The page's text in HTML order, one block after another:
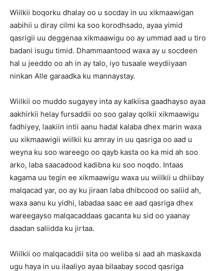
Wiilkii boqorku dhalay oo u socday in uu xikmaawigan
aabihii u diray cilmi ka soo korodhsado, ayaa yimid
qasrigii uu deggenaa xikmaawigu oo ay ummad aad u tiro
badani isugu timid. Dhammaantood waxa ay u socdeen
hal u jeeddo oo ah in ay talo, iyo tusaale weydiiyaan
ninkan Alle garaadka ku mannaystay.
Wiilkii oo muddo sugayey inta ay kalkiisa gaadhayso ayaa
aakhirkii helay fursaddii oo soo galay qolkii xikmaawigu
fadhiyey, laakiin intii aanu hadal kalaba dhex marin waxa
uu xikmaawigii wiilkii ku amray in uu qasriga oo aad u
weyna ku soo wareego oo qayb kasta oo ka mid ah soo
arko, laba saacadood kadibna ku soo noqdo. Intaas
kagama uu tegin ee xikmaawigu waxa uu wiilkii u dhiibay
malqacad yar, oo ay ku jiraan laba dhibcood oo saliid ah,
waxa aanu ku yidhi, labadaa saac ee aad qasriga dhex
wareegayso malqacaddaas gacanta ku sid oo yaanay
daadan saliidda ku jirtaa.
Wiilkii oo malqacaddii sita oo weliba si aad ah maskaxda
ugu haya in uu ilaaliyo ayaa bilaabay socod qasriga